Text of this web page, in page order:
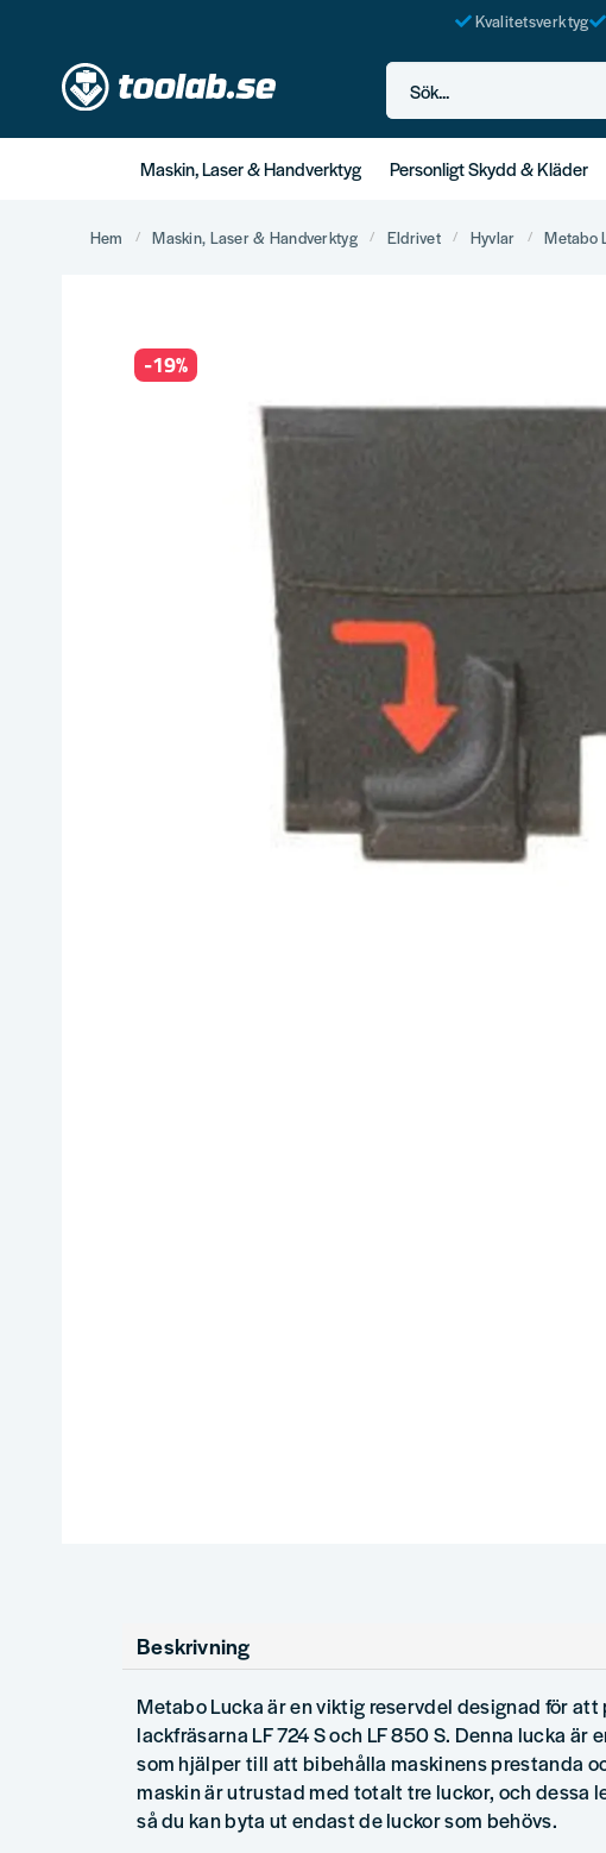
Kvalitetsverktyg
Sök...
Maskin, Laser & Handverktyg Personligt Skydd & Kläder
Hem Maskin, Laser & Handverktyg Eldrivet Hyvlar Metabo
-19%
Beskrivning
Metabo Lucka är en viktig reservdel designad för
lackfräsarna LF 724 S och LF 850 S. Denna lucka är
som hjälper till att bibehålla maskinens prestanda
maskin är utrustad med totalt tre luckor, och dessa
så du kan byta ut endast de luckor som behövs.